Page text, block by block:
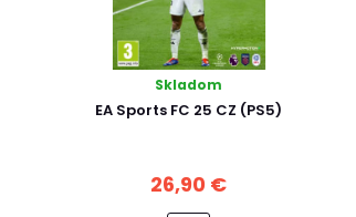
Skladom
EA Sports FC 25 CZ (PS5)
26,90 €